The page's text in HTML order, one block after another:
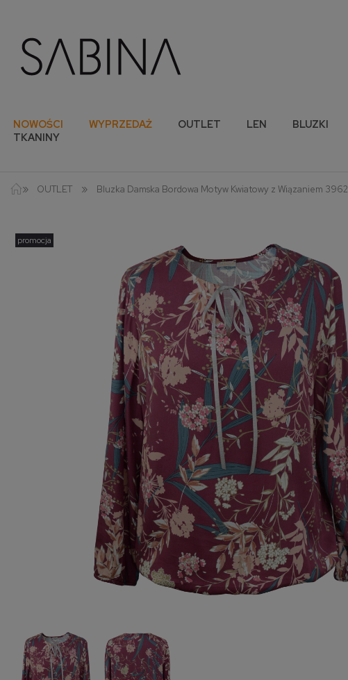
NOWOŚCI WYPRZEDAŻ OUTLET LEN BLUZKI
TKANINY
» OUTLET » Bluzka Damska Bordowa Motyw Kwiatowy z Wiązaniem 3962
promocja